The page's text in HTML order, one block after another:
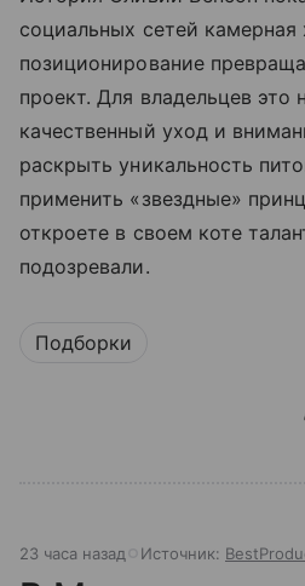
социальных сетей
позиционирование
проект. Для владельцев это
качественный уход и
раскрыть уникальность
применить «звездные»
откроете в своем коте
подозревали.
Подборки
23 часа назад Источник: